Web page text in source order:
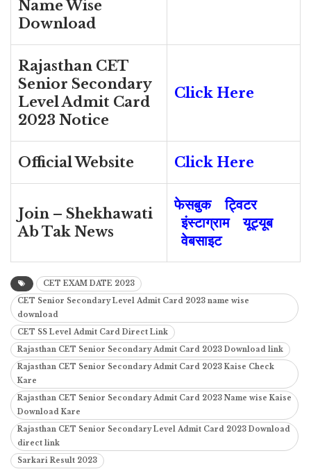
Name Wise
Download
Rajasthan CET
Senior Secondary
Level Admit Card
2023 Notice
Click Here
Official Website Click Here
Join – Shekhawati
Ab Tak News
फेसबुक
ट्विटर
इंस्टाग्राम
यूट्यूब
वेबसाइट
CET EXAM DATE 2023
CET Senior Secondary Level Admit Card 2023 name wise
download
CET SS Level Admit Card Direct Link
Rajasthan CET Senior Secondary Admit Card 2023 Download link
Rajasthan CET Senior Secondary Admit Card 2023 Kaise Check
Kare
Rajasthan CET Senior Secondary Admit Card 2023 Name wise Kaise
Download Kare
Rajasthan CET Senior Secondary Level Admit Card 2023 Download
direct link
Sarkari Result 2023